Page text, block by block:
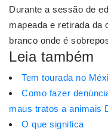
Durante a sessão de
mapeada e retirada da
branco onde é
Leia também
Tem tourada no
Como fazer
maus tratos a animais
O que significa